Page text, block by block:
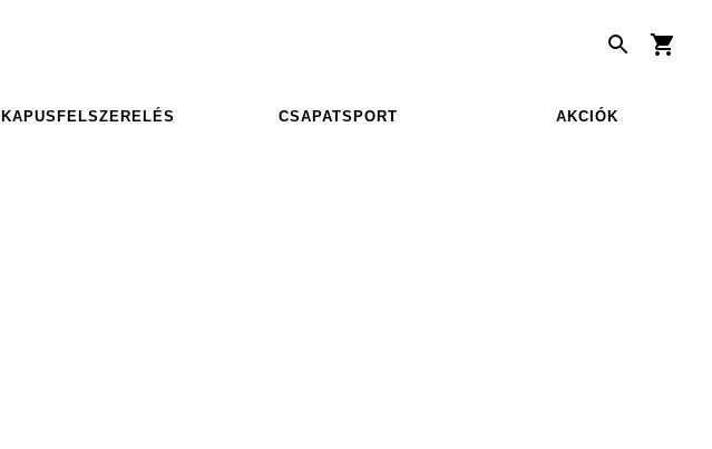
KAPUSFELSZERELÉS CSAPATSPORT AKCIÓK